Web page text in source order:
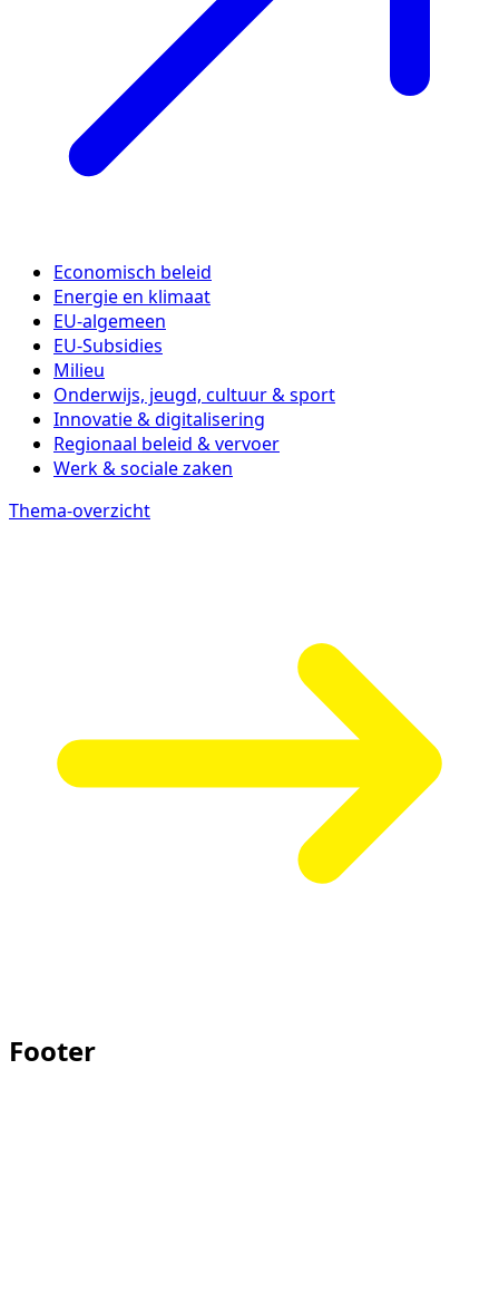
Economisch beleid
Energie en klimaat
EU-algemeen
EU-Subsidies
Milieu
Onderwijs, jeugd, cultuur & sport
Innovatie & digitalisering
Regionaal beleid & vervoer
Werk & sociale zaken
Thema-overzicht
Footer